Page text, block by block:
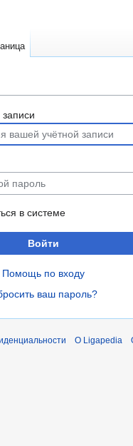
в системе
Войти
Помощь по входу
ваш пароль?
О Ligapedia